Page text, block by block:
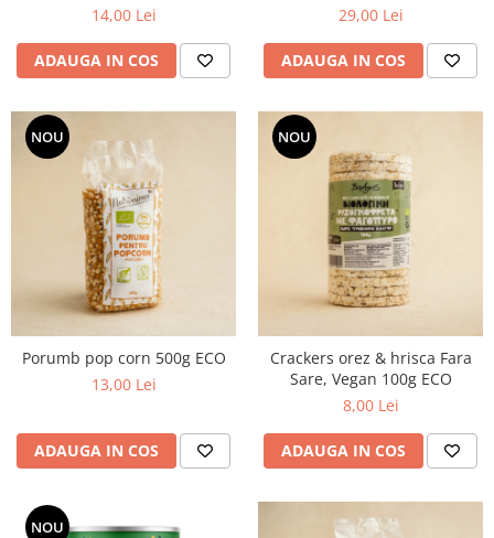
14,00 Lei
ADAUGA IN COS
29,00 Lei
ADAUGA IN COS
NOU
Porumb pop corn 500g ECO
13,00 Lei
ADAUGA IN COS
NOU
Crackers orez & hrisca Fara
Sare, Vegan 100g ECO
8,00 Lei
ADAUGA IN COS
NOU